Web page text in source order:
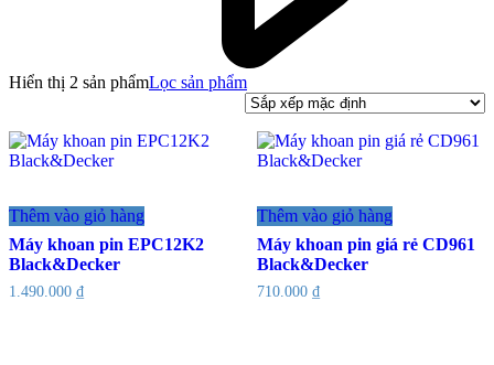
Lọc sản phẩm
Hiển thị 2 sản phẩm
Thêm vào giỏ hàng
Máy khoan pin EPC12K2
Black&Decker
1.490.000 ₫
Thêm vào giỏ hàng
Máy khoan pin giá rẻ CD961
Black&Decker
710.000 ₫